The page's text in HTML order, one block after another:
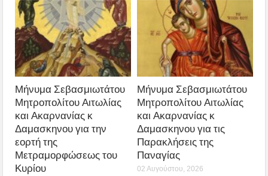
Μήνυμα Σεβασμιωτάτου
Μητροπολίτου Αιτωλίας
και Ακαρνανίας κ
Δαμασκηνου για την
εορτή της
Μετραμορφώσεως του
Κυρίου
Μήνυμα Σεβασμιωτάτου
Μητροπολίτου Αιτωλίας
και Ακαρνανίας κ
Δαμασκηνου για τις
Παρακλήσεις της
Παναγίας
02 Αυγούστου, 2026